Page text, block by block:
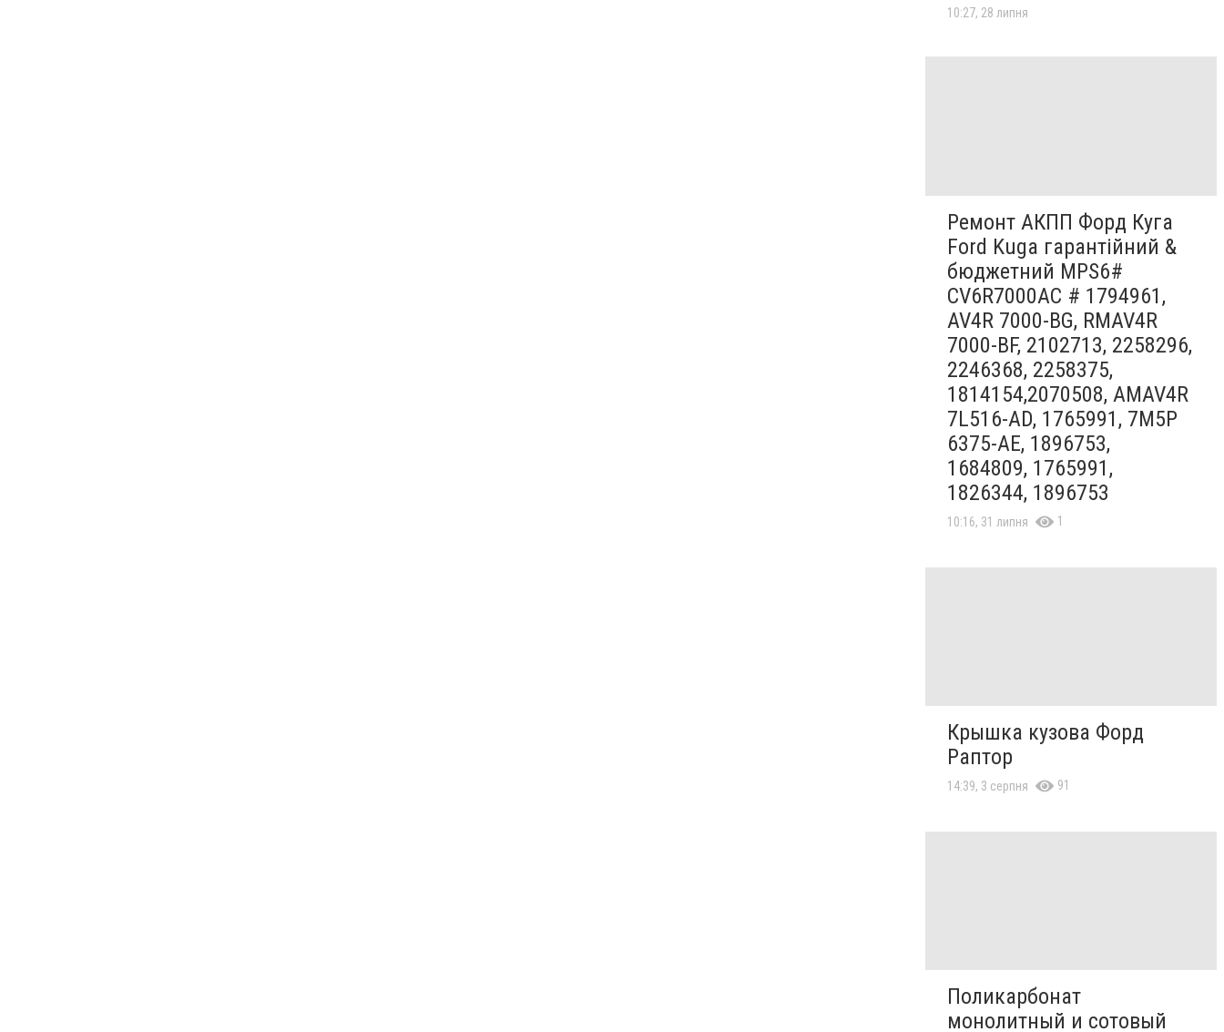
10:27, 28 липня
Ремонт АКПП Форд Куга
Ford Kuga гарантійний &
бюджетний MPS6#
CV6R7000AC # 1794961,
AV4R 7000-BG, RMAV4R
7000-BF, 2102713, 2258296,
2246368, 2258375,
1814154,2070508, AMAV4R
7L516-AD, 1765991, 7M5P
6375-AE, 1896753,
1684809, 1765991,
1826344, 1896753
10:16, 31 липня 1
Крышка кузова Форд
Раптор
14:39, 3 серпня 91
Поликарбонат
монолитный и сотовый